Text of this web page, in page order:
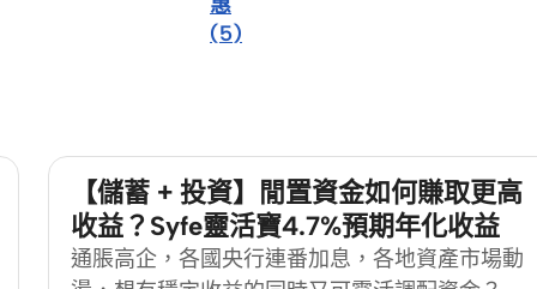
(5)
【儲蓄 + 投資】閒置資金如何賺取更高
收益？Syfe靈活寶4.7%預期年化收益
通脹高企，各國央行連番加息，各地資產市場動